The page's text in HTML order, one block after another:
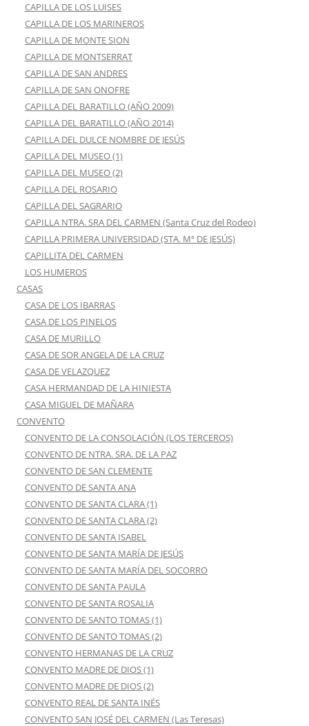
CAPILLA DE LOS LUISES
CAPILLA DE LOS MARINEROS
CAPILLA DE MONTE SION
CAPILLA DE MONTSERRAT
CAPILLA DE SAN ANDRES
CAPILLA DE SAN ONOFRE
CAPILLA DEL BARATILLO (AÑO 2009)
CAPILLA DEL BARATILLO (AÑO 2014)
CAPILLA DEL DULCE NOMBRE DE JESÚS
CAPILLA DEL MUSEO (1)
CAPILLA DEL MUSEO (2)
CAPILLA DEL ROSARIO
CAPILLA DEL SAGRARIO
CAPILLA NTRA. SRA DEL CARMEN (Santa Cruz del Rodeo)
CAPILLA PRIMERA UNIVERSIDAD (STA. Mª DE JESÚS)
CAPILLITA DEL CARMEN
LOS HUMEROS
CASAS
CASA DE LOS IBARRAS
CASA DE LOS PINELOS
CASA DE MURILLO
CASA DE SOR ANGELA DE LA CRUZ
CASA DE VELAZQUEZ
CASA HERMANDAD DE LA HINIESTA
CASA MIGUEL DE MAÑARA
CONVENTO
CONVENTO DE LA CONSOLACIÓN (LOS TERCEROS)
CONVENTO DE NTRA. SRA. DE LA PAZ
CONVENTO DE SAN CLEMENTE
CONVENTO DE SANTA ANA
CONVENTO DE SANTA CLARA (1)
CONVENTO DE SANTA CLARA (2)
CONVENTO DE SANTA ISABEL
CONVENTO DE SANTA MARÍA DE JESÚS
CONVENTO DE SANTA MARÍA DEL SOCORRO
CONVENTO DE SANTA PAULA
CONVENTO DE SANTA ROSALIA
CONVENTO DE SANTO TOMAS (1)
CONVENTO DE SANTO TOMAS (2)
CONVENTO HERMANAS DE LA CRUZ
CONVENTO MADRE DE DIOS (1)
CONVENTO MADRE DE DIOS (2)
CONVENTO REAL DE SANTA INÉS
CONVENTO SAN JOSÉ DEL CARMEN (Las Teresas)